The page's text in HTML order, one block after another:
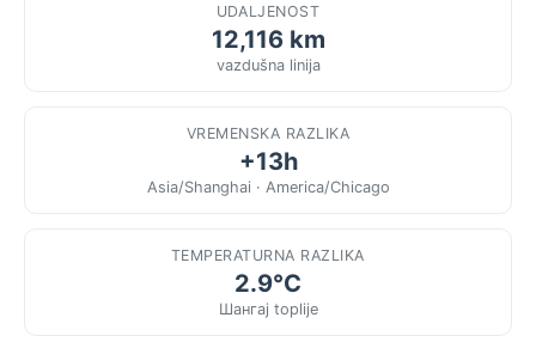
UDALJENOST
12,116 km
vazdušna linija
VREMENSKA RAZLIKA
+13h
Asia/Shanghai · America/Chicago
TEMPERATURNA RAZLIKA
2.9°C
Шангај toplije